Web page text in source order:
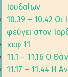
Ιουδαίων
10.39 – 10.42 Οι
φεύγει στον
κεφ 11
11.1 – 11.16 Ο
11.17 – 11.44 Η